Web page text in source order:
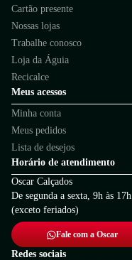
Cartão presente
Nossas lojas
Trabalhe conosco
Loja da Águia
Recicalce
Meus acessos
Minha conta
Meus pedidos
Lista de desejos
Horário de atendimento
Oscar Calçados
De segunda a sexta, 9h às 17h
(exceto feriados)
Fale com a Oscar
Redes sociais